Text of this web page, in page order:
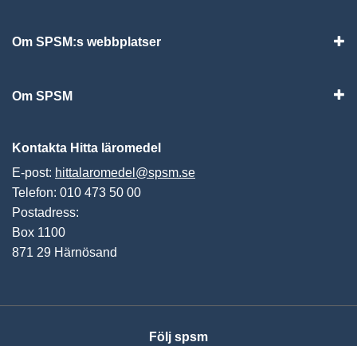
Om SPSM:s webbplatser
Om SPSM
Kontakta Hitta läromedel
E-post: hittalaromedel@spsm.se
Telefon: 010 473 50 00
Postadress:
Box 1100
871 29 Härnösand
Följ spsm